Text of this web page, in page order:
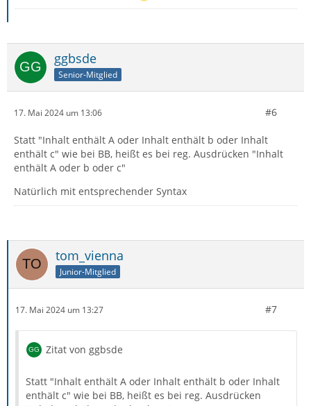
ggbsde
Senior-Mitglied
17. Mai 2024 um 13:06 #6
Statt "Inhalt enthält A oder Inhalt enthält b oder Inhalt
enthält c" wie bei BB, heißt es bei reg. Ausdrücken "Inhalt
enthält A oder b oder c"
Natürlich mit entsprechender Syntax
tom_vienna
Junior-Mitglied
17. Mai 2024 um 13:27 #7
Zitat von ggbsde
Statt "Inhalt enthält A oder Inhalt enthält b oder Inhalt
enthält c" wie bei BB, heißt es bei reg. Ausdrücken